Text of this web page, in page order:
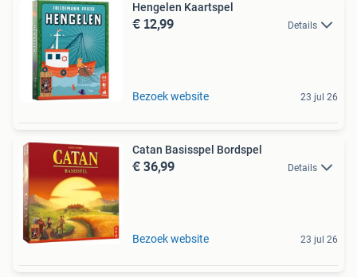
Hengelen Kaartspel
€ 12,99 Details
Bezoek website 23 jul 26
Catan Basisspel Bordspel
€ 36,99 Details
Bezoek website 23 jul 26